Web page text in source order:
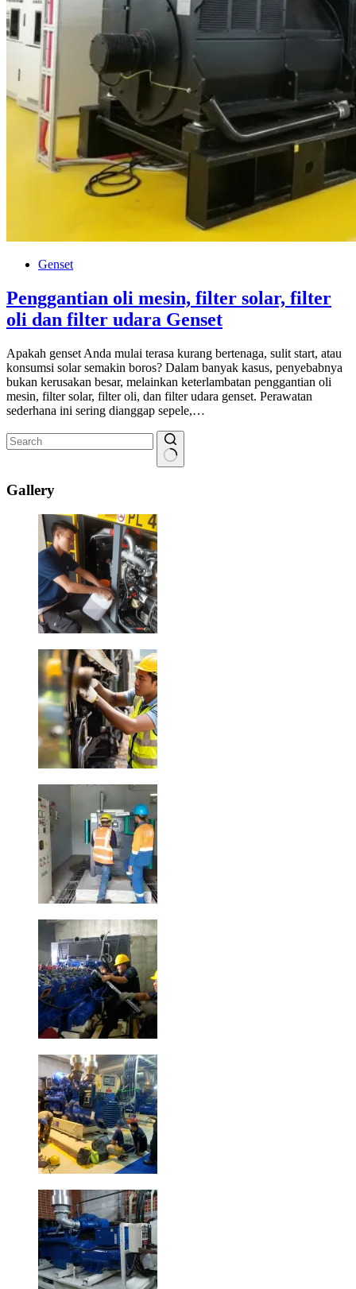
Genset
Penggantian oli mesin, filter solar, filter
oli dan filter udara Genset
Apakah genset Anda mulai terasa kurang bertenaga, sulit start, atau
konsumsi solar semakin boros? Dalam banyak kasus, penyebabnya
bukan kerusakan besar, melainkan keterlambatan penggantian oli
mesin, filter solar, filter oli, dan filter udara genset. Perawatan
sederhana ini sering dianggap sepele,…
results
Gallery